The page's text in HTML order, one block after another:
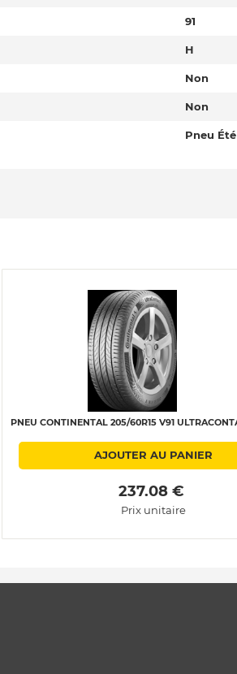
91
H
Non
Non
Pneu Été
PNEU CONTINENTAL 205/60R15 V91
AJOUTER AU PANIER
237.08 €
Prix unitaire